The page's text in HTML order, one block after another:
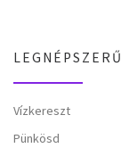
Vízkereszt
Pünkösd